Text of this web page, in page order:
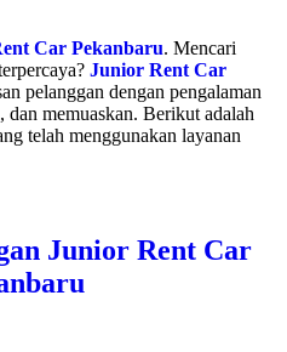
Car Pekanbaru. Mencari
Junior Rent Car
pelanggan dengan pengalaman
memuaskan. Berikut adalah
telah menggunakan layanan
Junior Rent Car